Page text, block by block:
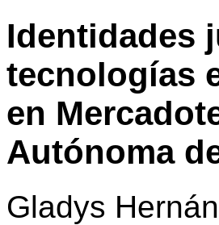
Identidades
tecnologías
en
Autónoma
Gladys